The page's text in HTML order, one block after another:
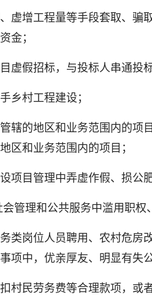
增工程量等手段套取、骗
金；
假招标，与投标人串通投标
村工程建设；
的地区和业务范围内的项
区和业务范围内的项目；
目管理中弄虚作假、损公肥
理和公共服务中滥用职权
岗位人员聘用、农村危房
项中，优亲厚友、明显有失公
民劳务费等合理款项，或者